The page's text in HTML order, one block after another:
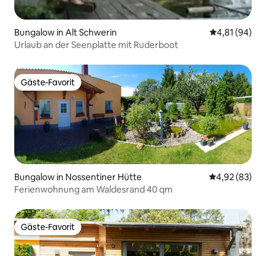
Bungalow in Alt Schwerin
4,81 (94)
Urlaub an der Seenplatte mit Ruderboot
Gäste-Favorit
Gäste-Favorit
Bungalow in Nossentiner Hütte
4,92 (83)
Ferienwohnung am Waldesrand 40 qm
Gäste-Favorit
Gäste-Favorit